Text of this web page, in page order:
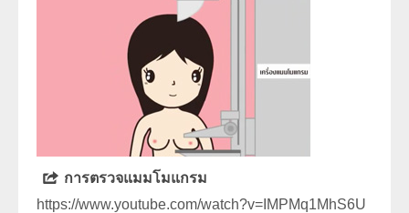
การตรวจแมมโมแกรม
https://www.youtube.com/watch?v=IMPMq1MhS6U